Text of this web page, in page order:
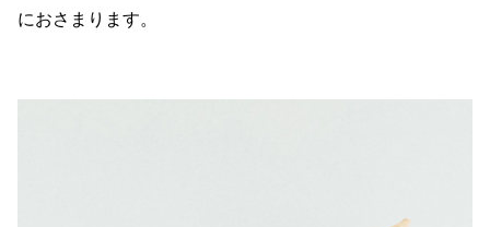
におさまります。